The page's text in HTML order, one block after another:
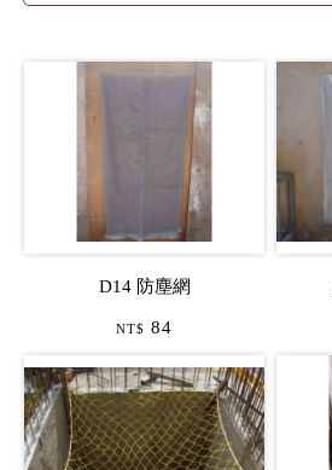
D14 防塵網
NT$ 84